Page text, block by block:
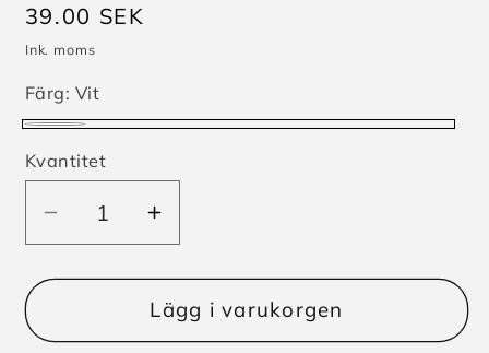
Ordinarie
pris
39.00 SEK
Ink. moms
Färg: Vit
Kvantitet
Minska
kvantitet
för
Finland
Öka
kvantitet
för
Magnet
Finland
Lägg i varukorgen